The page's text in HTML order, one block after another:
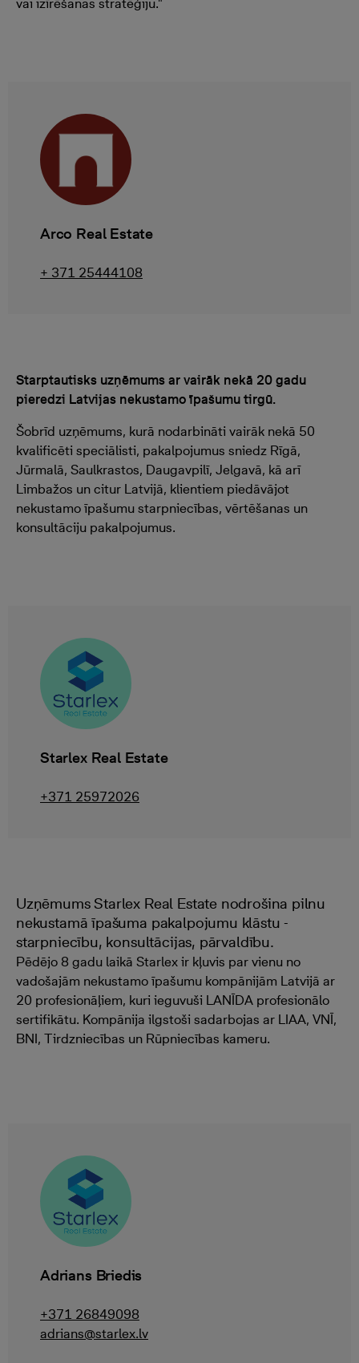
vai izīrēšanas stratēģiju."
Arco Real Estate
+ 371 25444108
Starptautisks uzņēmums ar vairāk nekā 20 gadu
pieredzi Latvijas nekustamo īpašumu tirgū.
Šobrīd uzņēmums, kurā nodarbināti vairāk nekā 50
kvalificēti speciālisti, pakalpojumus sniedz Rīgā,
Jūrmalā, Saulkrastos, Daugavpilī, Jelgavā, kā arī
Limbažos un citur Latvijā, klientiem piedāvājot
nekustamo īpašumu starpniecības, vērtēšanas un
konsultāciju pakalpojumus.
Starlex Real Estate
+371 25972026
Uzņēmums Starlex Real Estate nodrošina pilnu
nekustamā īpašuma pakalpojumu klāstu -
starpniecību, konsultācijas, pārvaldību.
Pēdējo 8 gadu laikā Starlex ir kļuvis par vienu no
vadošajām nekustamo īpašumu kompānijām Latvijā ar
20 profesionāļiem, kuri ieguvuši LANĪDA profesionālo
sertifikātu. Kompānija ilgstoši sadarbojas ar LIAA, VNĪ,
BNI, Tirdzniecības un Rūpniecības kameru.
Adrians Briedis
+371 26849098
adrians@starlex.lv